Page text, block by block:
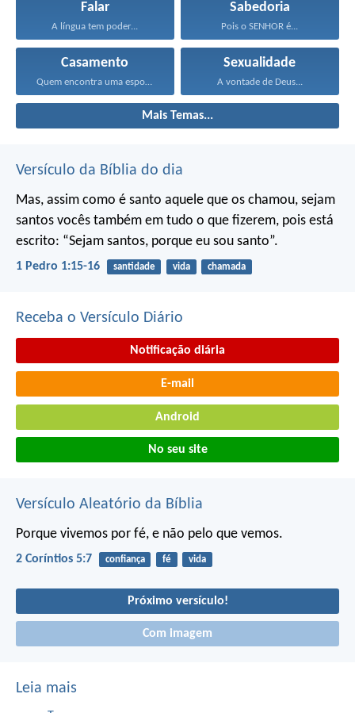
Falar
A língua tem poder...
Sabedoria
Pois o SENHOR é...
Casamento
Quem encontra uma esposa...
Sexualidade
A vontade de Deus...
Mais Temas...
Versículo da Bíblia do dia
Mas, assim como é santo aquele que os chamou, sejam
santos vocês também em tudo o que fizerem, pois está
escrito: “Sejam santos, porque eu sou santo”.
1 Pedro 1:15-16 santidade vida chamada
Receba o Versículo Diário
Notificação diária
E-mail
Android
No seu site
Versículo Aleatório da Bíblia
Porque vivemos por fé, e não pelo que vemos.
2 Coríntios 5:7 confiança fé vida
Próximo versículo!
Com imagem
Leia mais